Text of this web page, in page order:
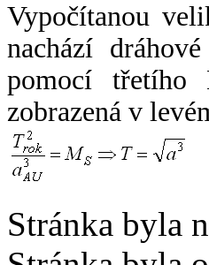
Vypočítanou
nachází
pomocí třetího
zobrazená v
Stránka byla